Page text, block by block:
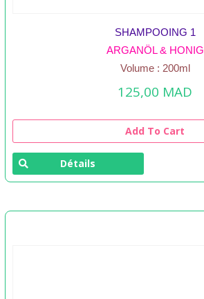
SHAMPOOING 1
ARGANÖL & HONIG
Volume : 200ml
125,00 MAD
Add To Cart
Détails